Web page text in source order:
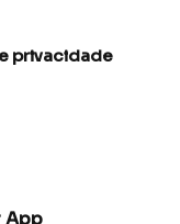
privacidade